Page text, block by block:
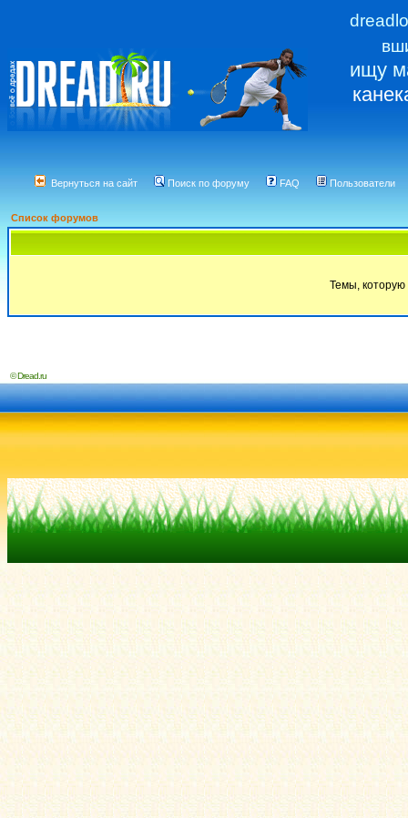
ищу
Вернуться на сайт Поиск по форуму FAQ Пользователи
Список форумов
Темы, которую
© Dread.ru